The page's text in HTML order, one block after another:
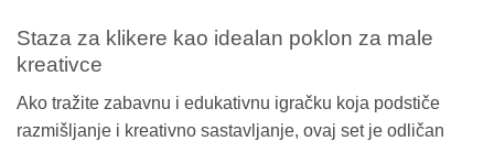
Staza za klikere kao idealan poklon za male
kreativce
Ako tražite zabavnu i edukativnu igračku koja podstiče
razmišljanje i kreativno sastavljanje, ovaj set je odličan